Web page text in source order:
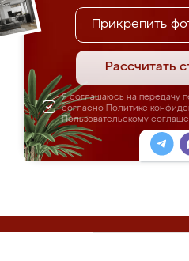
Прикрепить
Рассчитать
Я соглашаюсь на передачу
согласно Политике
Пользовательскому